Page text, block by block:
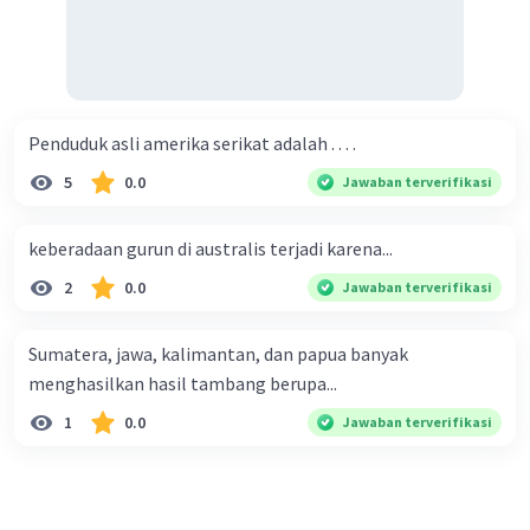
Penduduk asli amerika serikat adalah . . . .
5 0.0 Jawaban terverifikasi
keberadaan gurun di australis terjadi karena...
2 0.0 Jawaban terverifikasi
Sumatera, jawa, kalimantan, dan papua banyak
menghasilkan hasil tambang berupa...
1 0.0 Jawaban terverifikasi